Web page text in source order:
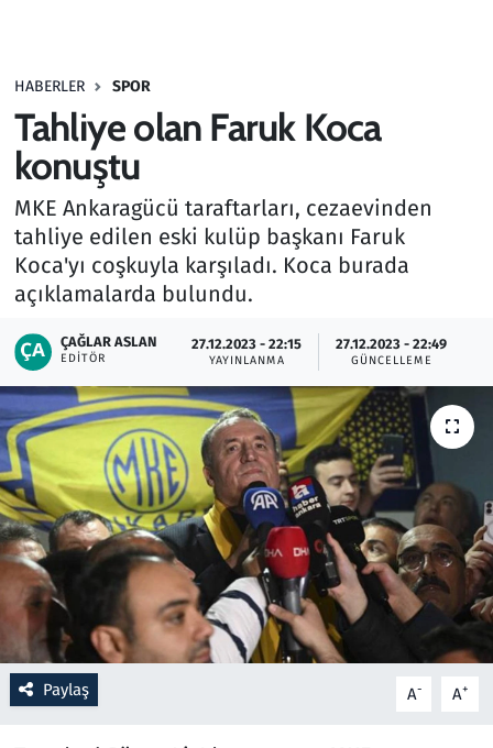
HABERLER SPOR
Tahliye olan Faruk Koca
konuştu
MKE Ankaragücü taraftarları, cezaevinden
tahliye edilen eski kulüp başkanı Faruk
Koca'yı coşkuyla karşıladı. Koca burada
açıklamalarda bulundu.
ÇAĞLAR ASLAN
EDITÖR
27.12.2023 - 22:15
YAYINLANMA
27.12.2023 - 22:49
GÜNCELLEME
Paylaş A- A+
Haber
Kültür Sanat
Kurumsal Haberler
Lezzet Durağı
Oyun
Ramazan
Resmi İlanlar
Rüya Tabirleri
Sağlık
Savunma Sanayi